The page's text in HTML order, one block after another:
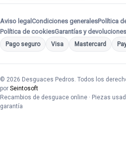
Aviso legal Condiciones generalesPolítica
Política de cookiesGarantías y devoluciones
Pago seguro Visa Mastercard
© 2026 Desguaces Pedros. Todos los
por Seintosoft
Recambios de desguace online · Piezas
garantía